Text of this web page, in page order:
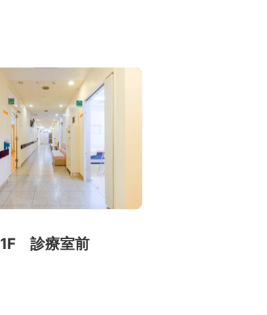
1F 診療室前